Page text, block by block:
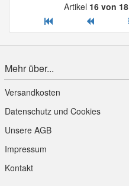
Artikel 16 von 18
Mehr über...
Versandkosten
Datenschutz und Cookies
Unsere AGB
Impressum
Kontakt